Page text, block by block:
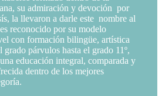
su admiración y devoción por
la llevaron a darle este nombre al
reconocido por su modelo
con formación bilingüe, artística
grado párvulos hasta el grado 11º,
educación integral, comparada y
dentro de los mejores